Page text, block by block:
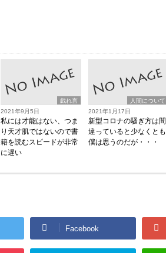
戯れ言
2021年9月5日
私には才能はない、つま
り天才肌ではないので書
籍を読むスピードが非常
に遅い
人間について
2021年1月17日
新型コロナの騒ぎ方は間
違っていると少なくとも
僕は思うのだが・・・
Facebook